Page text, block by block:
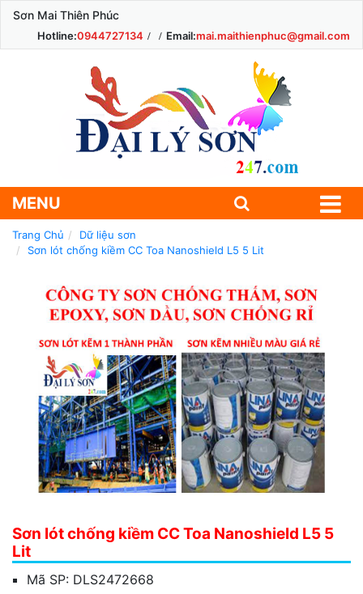
Sơn Mai Thiên Phúc
Hotline:0944727134 Email:mai.maithienphuc@gmail.com
MENU
Trang Chủ
Dữ liệu sơn
Sơn lót chống kiềm CC Toa Nanoshield L5 5 Lit
Sơn lót chống kiềm CC Toa Nanoshield L5 5
Lit
Mã SP: DLS2472668